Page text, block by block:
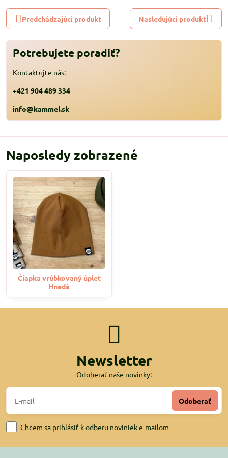
Predchádzajúci produkt Nasledujúci produkt
Potrebujete poradiť?
Kontaktujte nás:
+421 904 489 334
info@kammel.sk
Naposledy zobrazené
Čiapka vrúbkovaný úplet
Hnedá
Newsletter
Odoberať naše novinky:
Odoberať
Chcem sa prihlásiť k odberu noviniek e-mailom